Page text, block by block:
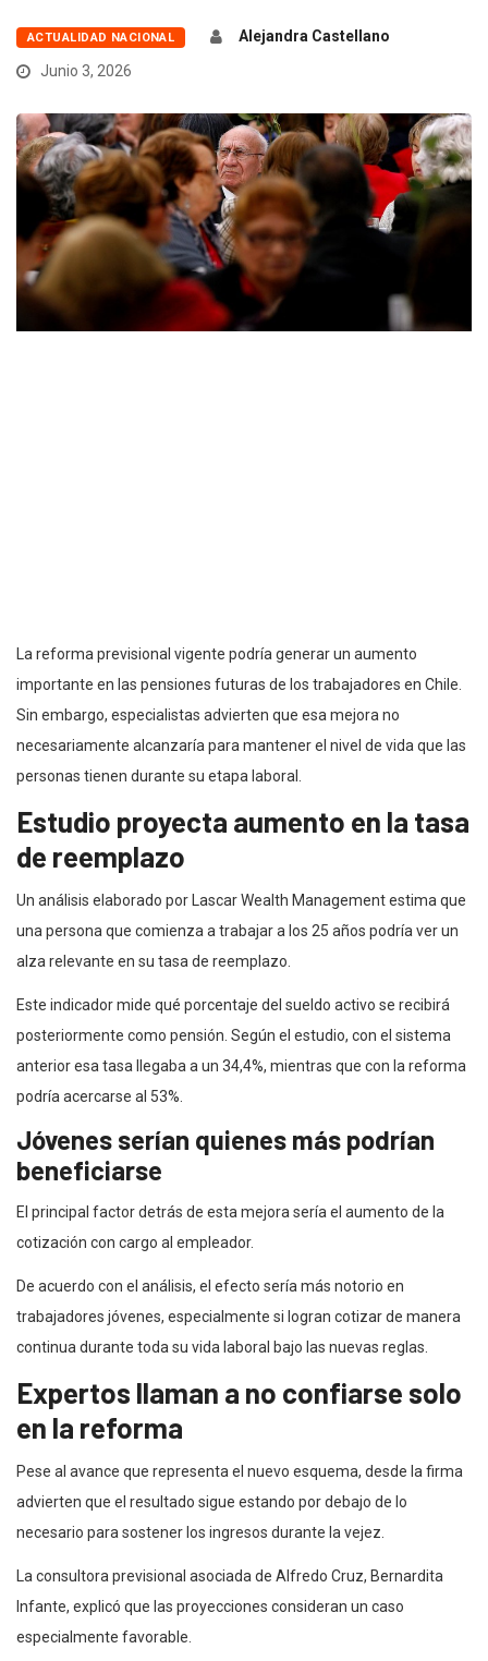
ACTUALIDAD NACIONAL
Alejandra Castellano
Junio 3, 2026
La reforma previsional vigente podría generar un aumento
importante en las pensiones futuras de los trabajadores en Chile.
Sin embargo, especialistas advierten que esa mejora no
necesariamente alcanzaría para mantener el nivel de vida que las
personas tienen durante su etapa laboral.
Estudio proyecta aumento en la tasa
de reemplazo
Un análisis elaborado por Lascar Wealth Management estima que
una persona que comienza a trabajar a los 25 años podría ver un
alza relevante en su tasa de reemplazo.
Este indicador mide qué porcentaje del sueldo activo se recibirá
posteriormente como pensión. Según el estudio, con el sistema
anterior esa tasa llegaba a un 34,4%, mientras que con la reforma
podría acercarse al 53%.
Jóvenes serían quienes más podrían
beneficiarse
El principal factor detrás de esta mejora sería el aumento de la
cotización con cargo al empleador.
De acuerdo con el análisis, el efecto sería más notorio en
trabajadores jóvenes, especialmente si logran cotizar de manera
continua durante toda su vida laboral bajo las nuevas reglas.
Expertos llaman a no confiarse solo
en la reforma
Pese al avance que representa el nuevo esquema, desde la firma
advierten que el resultado sigue estando por debajo de lo
necesario para sostener los ingresos durante la vejez.
La consultora previsional asociada de Alfredo Cruz, Bernardita
Infante, explicó que las proyecciones consideran un caso
especialmente favorable.